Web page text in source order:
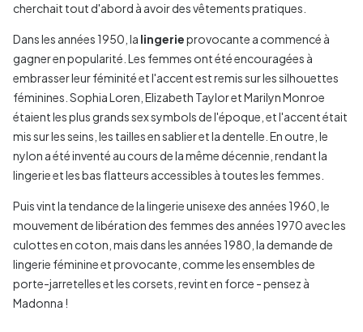
cherchait tout d'abord à avoir des vêtements pratiques.
Dans les années 1950, la lingerieprovocante a commencé à
gagner en popularité. Les femmes ont été encouragées à
embrasser leur féminité et l'accent est remis sur les silhouettes
féminines. Sophia Loren, Elizabeth Taylor et Marilyn Monroe
étaient les plus grands sex symbols de l'époque, et l'accent était
mis sur les seins, les tailles en sablier et la dentelle. En outre, le
nylon a été inventé au cours de la même décennie, rendant la
lingerie et les bas flatteurs accessibles à toutes les femmes.
Puis vint la tendance de la lingerie unisexe des années 1960, le
mouvement de libération des femmes des années 1970 avec les
culottes en coton, mais dans les années 1980, la demande de
lingerie féminine et provocante, comme les ensembles de
porte-jarretelles et les corsets, revint en force - pensez à
Madonna !